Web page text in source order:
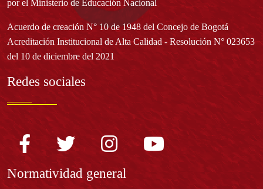
por el Ministerio de Educación Nacional
Acuerdo de creación N° 10 de 1948 del Concejo de Bogotá
Acreditación Institucional de Alta Calidad - Resolución N° 023653
del 10 de diciembre del 2021
Redes sociales
Normatividad general